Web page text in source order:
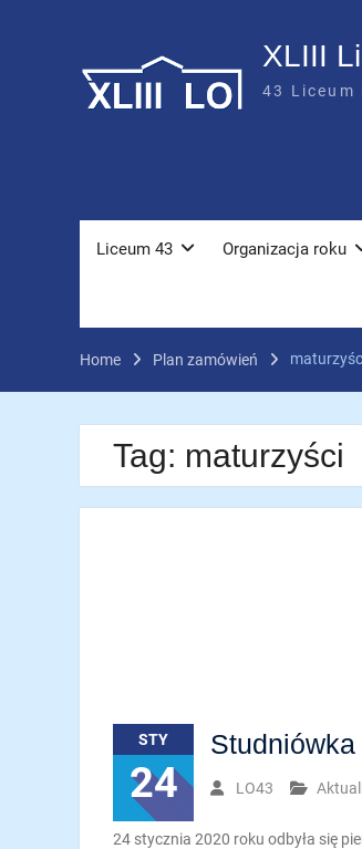
XLIII
43 Liceum
Liceum 43 Organizacja roku
Home Plan zamówień
Tag: maturzyści
STY
24
Studniówka
LO43
24 stycznia 2020 roku odbyła się